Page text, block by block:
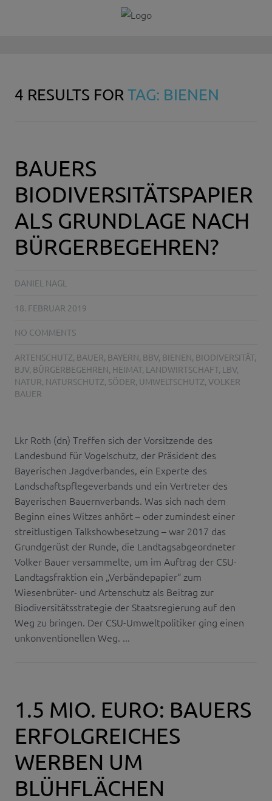
4 RESULTS FORTAG: BIENEN
BAUERS
BIODIVERSITÄTSPAPIER
ALS GRUNDLAGE NACH
BÜRGERBEGEHREN?
DANIEL NAGL
18. FEBRUAR 2019
NO COMMENTS
ARTENSCHUTZ, BAUER, BAYERN, BBV, BIENEN, BIODIVERSITÄT,
BJV, BÜRGERBEGEHREN, HEIMAT, LANDWIRTSCHAFT, LBV,
NATUR, NATURSCHUTZ, SÖDER, UMWELTSCHUTZ, VOLKER
BAUER
Lkr Roth (dn) Treffen sich der Vorsitzende des
Landesbund für Vogelschutz, der Präsident des
Bayerischen Jagdverbandes, ein Experte des
Landschaftspflegeverbands und ein Vertreter des
Bayerischen Bauernverbands. Was sich nach dem
Beginn eines Witzes anhört – oder zumindest einer
streitlustigen Talkshowbesetzung – war 2017 das
Grundgerüst der Runde, die Landtagsabgeordneter
Volker Bauer versammelte, um im Auftrag der CSU-
Landtagsfraktion ein „Verbändepapier“ zum
Wiesenbrüter- und Artenschutz als Beitrag zur
Biodiversitätsstrategie der Staatsregierung auf den
Weg zu bringen. Der CSU-Umweltpolitiker ging einen
unkonventionellen Weg. ...
1.5 MIO. EURO: BAUERS
ERFOLGREICHES
WERBEN UM
BLÜHFLÄCHEN